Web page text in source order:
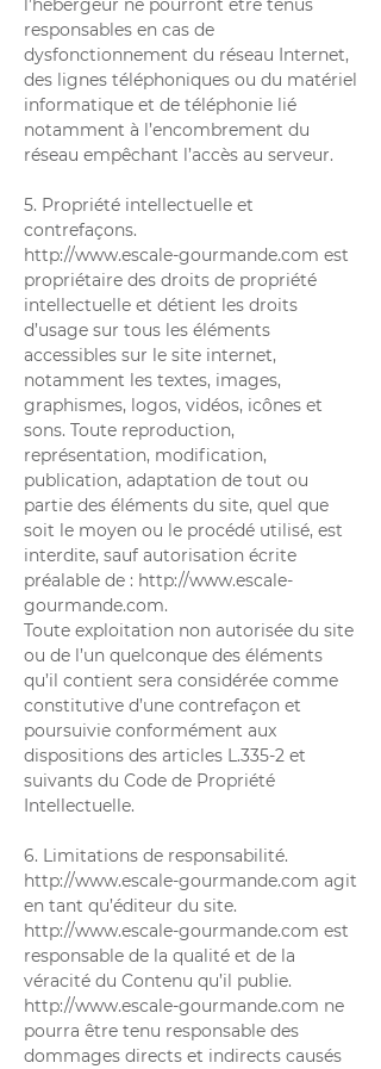
l’hébergeur ne pourront être tenus
responsables en cas de
dysfonctionnement du réseau Internet,
des lignes téléphoniques ou du matériel
informatique et de téléphonie lié
notamment à l’encombrement du
réseau empêchant l’accès au serveur.
5. Propriété intellectuelle et
contrefaçons.
http://www.escale-gourmande.com est
propriétaire des droits de propriété
intellectuelle et détient les droits
d’usage sur tous les éléments
accessibles sur le site internet,
notamment les textes, images,
graphismes, logos, vidéos, icônes et
sons. Toute reproduction,
représentation, modification,
publication, adaptation de tout ou
partie des éléments du site, quel que
soit le moyen ou le procédé utilisé, est
interdite, sauf autorisation écrite
préalable de : http://www.escale-
gourmande.com.
Toute exploitation non autorisée du site
ou de l’un quelconque des éléments
qu’il contient sera considérée comme
constitutive d’une contrefaçon et
poursuivie conformément aux
dispositions des articles L.335-2 et
suivants du Code de Propriété
Intellectuelle.
6. Limitations de responsabilité.
http://www.escale-gourmande.com agit
en tant qu’éditeur du site.
http://www.escale-gourmande.com est
responsable de la qualité et de la
véracité du Contenu qu’il publie.
http://www.escale-gourmande.com ne
pourra être tenu responsable des
dommages directs et indirects causés